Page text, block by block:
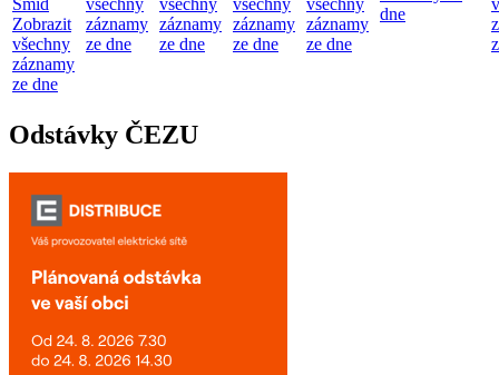
Šmíd
Zobrazit
všechny
záznamy
ze dne
všechny
záznamy
ze dne
všechny
záznamy
ze dne
všechny
záznamy
ze dne
všechny
záznamy
ze dne
dne
Odstávky ČEZU